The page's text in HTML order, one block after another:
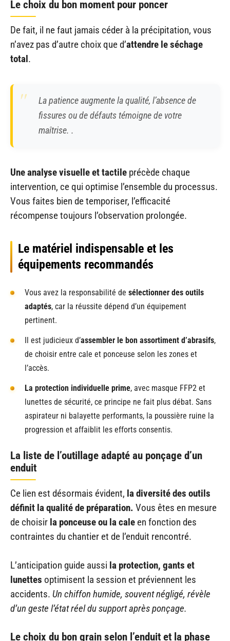
Le choix du bon moment pour poncer
De fait, il ne faut jamais céder à la précipitation, vous
n’avez pas d’autre choix que d’attendre le séchage
total.
La patience augmente la qualité, l’absence de
fissures ou de défauts témoigne de votre
maîtrise. .
Une analyse visuelle et tactile précède chaque
intervention, ce qui optimise l’ensemble du processus.
Vous faites bien de temporiser, l’efficacité
récompense toujours l’observation prolongée.
Le matériel indispensable et les
équipements recommandés
Vous avez la responsabilité de sélectionner des outils
adaptés, car la réussite dépend d’un équipement
pertinent.
Il est judicieux d’assembler le bon assortiment d’abrasifs,
de choisir entre cale et ponceuse selon les zones et
l’accès.
La protection individuelle prime, avec masque FFP2 et
lunettes de sécurité, ce principe ne fait plus débat. Sans
aspirateur ni balayette performants, la poussière ruine la
progression et affaiblit les efforts consentis.
La liste de l’outillage adapté au ponçage d’un
enduit
Ce lien est désormais évident, la diversité des outils
définit la qualité de préparation. Vous êtes en mesure
de choisir la ponceuse ou la cale en fonction des
contraintes du chantier et de l’enduit rencontré.
L’anticipation guide aussi la protection, gants et
lunettes optimisent la session et préviennent les
accidents. Un chiffon humide, souvent négligé, révèle
d’un geste l’état réel du support après ponçage.
Le choix du bon grain selon l’enduit et la phase